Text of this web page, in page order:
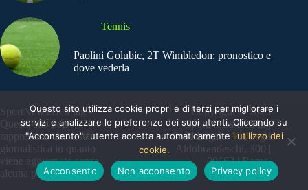
Tennis
Paolini Golubic, 2T Wimbledon: pronostico e
dove vederla
SportNews.BetFlag -
Questo sito non
rappresenta una testata
giornalistica in quanto
viene aggiornato senza
alcuna periodicità
Copyright © 2025
SportNews BetFlag
Sede Legale: Via degli
Aldobrandeschi, 300 |
00163 | Roma
Questo sito utilizza cookie propri e di terzi per migliorare i
servizi e analizzare le preferenze dei suoi utenti. Cliccando su
"Acconsento" l'utente accetta automaticamente l'utilizzo dei
cookie.
Acconsento
Non acconsento Privacy policy